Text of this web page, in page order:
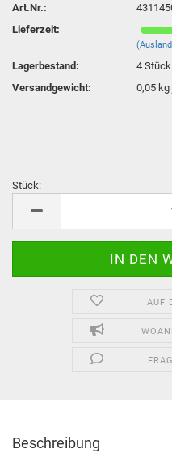
Art.Nr.:
Lieferzeit:
Lagerbestand: 4Stück
Versandgewicht:
0,05 kg
Stück:
AUF
Beschreibung